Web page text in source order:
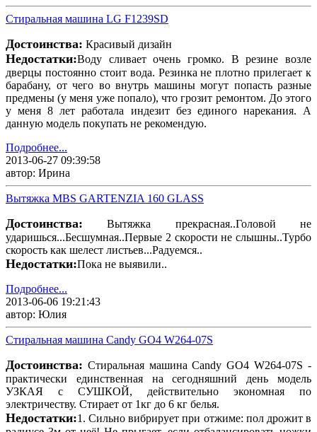
Стиральная машина LG F1239SD
Достоинства: Красивый дизайн
Недостатки:Воду сливает очень громко. В резине возле
дверцы постоянно стоит вода. Резинка не плотно прилегает к
барабану, от чего во внутрь машины могут попасть разные
предмены (у меня уже попало), что грозит ремонтом. До этого
у меня 8 лет работала индезит без единого нарекания. А
данную модель покупать не рекомендую.
Подробнее...
2013-06-27 09:39:58
автор: Ирина
Вытяжка MBS GARTENZIA 160 GLASS
Достоинства: Вытяжка прекрасная..Головой не
ударишься...Бесшумная..Первые 2 скорости не слышны..Турбо
скорость как шелест листьев...Радуемся..
Недостатки:Пока не выявили..
Подробнее...
2013-06-06 19:21:43
автор: Юлия
Стиральная машина Candy GO4 W264-07S
Достоинства: Стиральная машина Candy GO4 W264-07S -
практически единственная на сегодняшний день модель
УЗКАЯ с СУШКОЙ, действительно экономная по
электричеству. Стирает от 1кг до 6 кг белья.
Недостатки:1. Сильно вибрирует при отжиме: пол дрожит в